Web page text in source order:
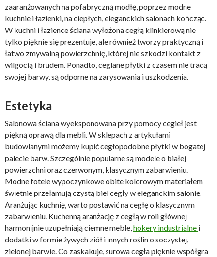
zaaranżowanych na pofabryczną modłę, poprzez modne
kuchnie i łazienki, na ciepłych, eleganckich salonach kończąc.
W kuchni i łazience ściana wyłożona cegłą klinkierową nie
tylko pięknie się prezentuje, ale również tworzy praktyczną i
łatwo zmywalną powierzchnię, której nie szkodzi kontakt z
wilgocią i brudem. Ponadto, ceglane płytki z czasem nie tracą
swojej barwy, są odporne na zarysowania i uszkodzenia.
Estetyka
Salonowa ściana wyeksponowana przy pomocy cegieł jest
piękną oprawą dla mebli. W sklepach z artykułami
budowlanymi możemy kupić cegłopodobne płytki w bogatej
palecie barw. Szczególnie popularne są modele o białej
powierzchni oraz czerwonym, klasycznym zabarwieniu.
Modne fotele wypoczynkowe obite kolorowym materiałem
świetnie przełamują czystą biel cegły w eleganckim salonie.
Aranżując kuchnię, warto postawić na cegłę o klasycznym
zabarwieniu. Kuchenną aranżację z cegłą w roli głównej
harmonijnie uzupełniają ciemne meble, hokery industrialne i
dodatki w formie żywych ziół i innych roślin o soczystej,
zielonej barwie. Co zaskakuje, surowa cegła pięknie współgra